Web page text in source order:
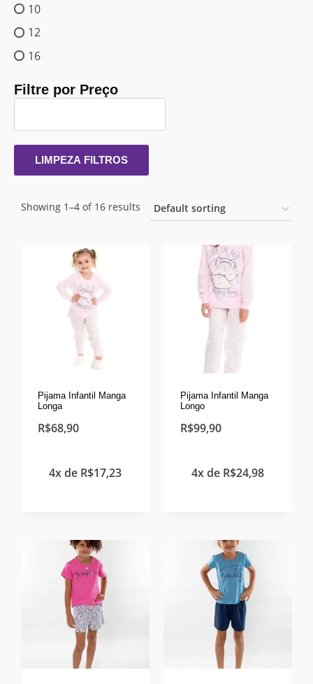
10
12
16
Filtre por Preço
LIMPEZA FILTROS
Showing 1–4 of 16 results
Pijama Infantil Manga
Longa
R$68,90
4x de R$17,23
Pijama Infantil Manga
Longo
R$99,90
4x de R$24,98